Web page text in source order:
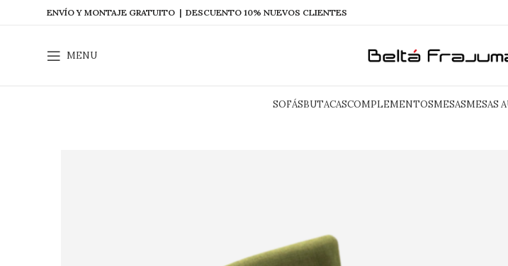
ENVÍO Y MONTAJE GRATUITO | DESCUENTO 10% NUEVOS CLIENTES
MENU
SOFÁSBUTACASCOMPLEMENTOSMESASMESAS